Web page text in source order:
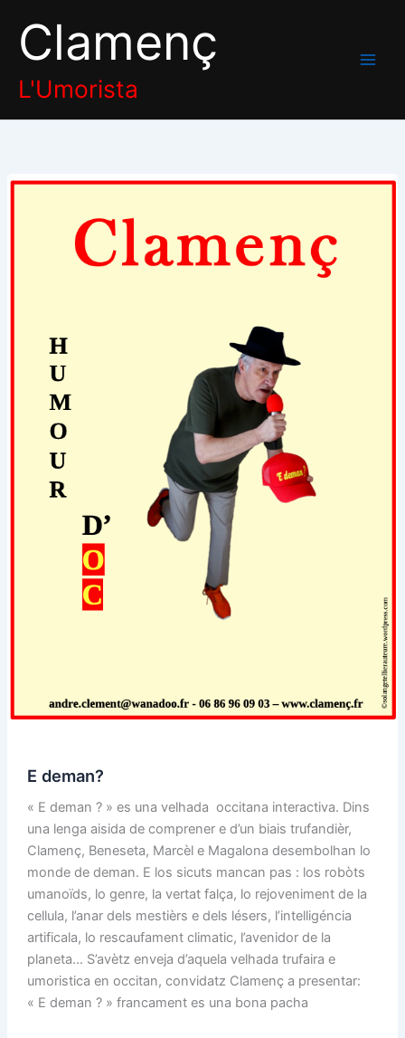
contenu
Clamenç
L'Umorista
E deman?
« E deman ? » es una velhada occitana interactiva. Dins
una lenga aisida de comprener e d’un biais trufandièr,
Clamenç, Beneseta, Marcèl e Magalona desembolhan lo
monde de deman. E los sicuts mancan pas : los robòts
umanoïds, lo genre, la vertat falça, lo rejoveniment de la
cellula, l’anar dels mestièrs e dels lésers, l’intelligéncia
artificala, lo rescaufament climatic, l’avenidor de la
planeta… S’avètz enveja d’aquela velhada trufaira e
umoristica en occitan, convidatz Clamenç a presentar:
« E deman ? » francament es una bona pacha